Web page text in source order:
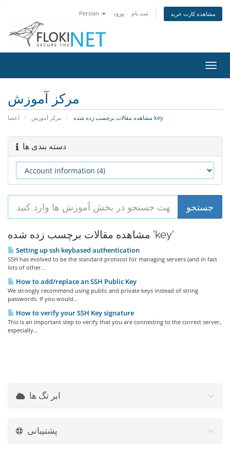
Persian ورود ثبت نام مشاهده کارت خرید
تغییر
مرکز آموزش
اعضا مرکز آموزش مشاهده مقالات برچسب زده شده key
دسته بندی ها
مشاهده مقالات برچسب زده شده 'key'
Setting up ssh keybased authentication
SSH has evolved to be the standard protocol for managing servers (and in fact
lots of other...
How to add/replace an SSH Public Key
We strongly recommend using public and private keys instead of string
passwords. If you would...
How to verify your SSH Key signature
This is an important step to verify that you are connecting to the correct server,
especially...
ابر تگ ها
پشتیبانی